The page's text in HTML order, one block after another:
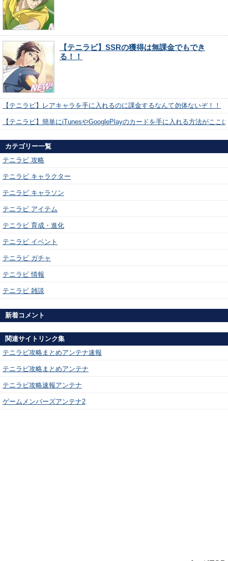
【テニラビ】SSRの獲得は無課金でもでき
る！！
【テニラビ】レアキャラを手に入れるのに課金するなんて勿体ないぞ！！
【テニラビ】簡単にiTunesやGooglePlayのカードを手に入れる方法がここ
カテゴリー一覧
テニラビ 攻略
テニラビ キャラクター
テニラビ キャラソン
テニラビ アイテム
テニラビ 育成・進化
テニラビ イベント
テニラビ ガチャ
テニラビ 情報
テニラビ 雑談
新着コメント
関連サイトリンク集
テニラビ攻略まとめアンテナ速報
テニラビ攻略まとめアンテナ
テニラビ攻略速報アンテナ
ゲームメンバーズアンテナ2